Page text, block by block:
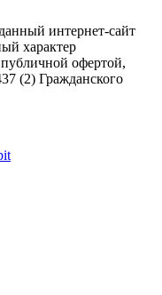
интернет-сайт
характер
офертой,
(2) Гражданского